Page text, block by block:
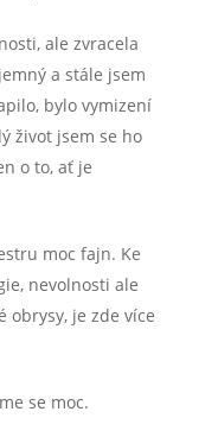
ale zvracela
a stále jsem
bylo vymizení
život jsem se ho
o to, ať je
moc fajn. Ke
nevolnosti ale
obrysy, je zde více
se moc.